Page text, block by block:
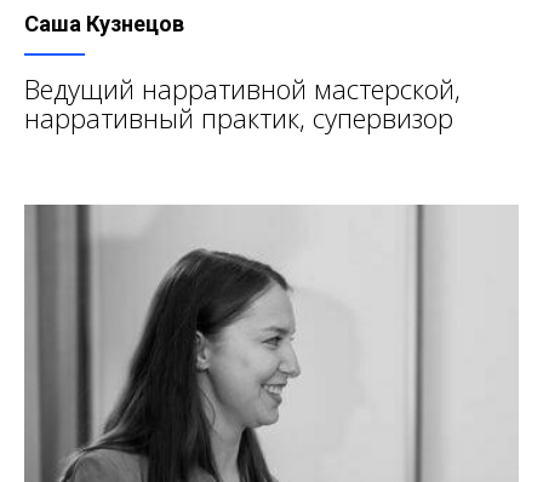
Саша Кузнецов
Ведущий нарративной мастерской,
нарративный практик, супервизор